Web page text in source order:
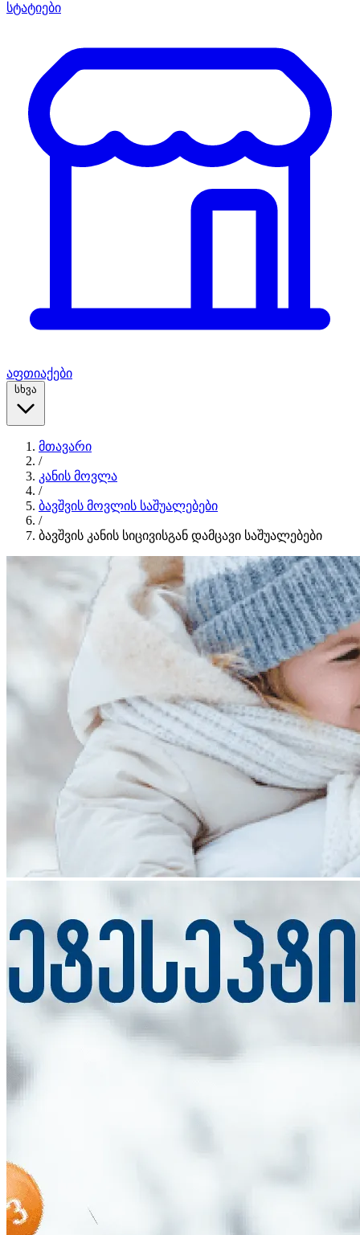
სტატიები
აფთიაქები
სხვა
მთავარი
/
კანის მოვლა
/
ბავშვის მოვლის საშუალებები
/
ბავშვის კანის სიცივისგან დამცავი საშუალებები